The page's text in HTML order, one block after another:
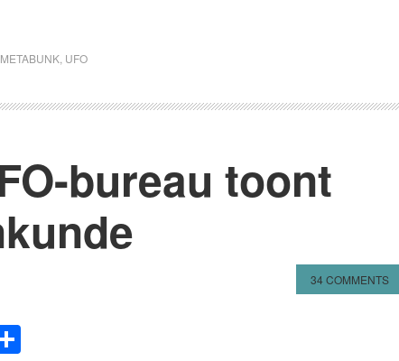
METABUNK UFO
bureau toont
34 COMMENTS